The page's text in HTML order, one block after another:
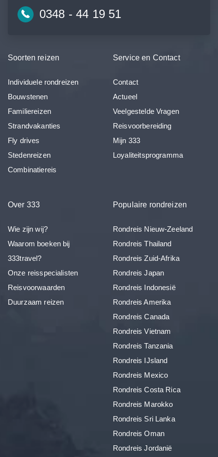
0348 - 44 19 51
Soorten reizen
Individuele rondreizen
Bouwstenen
Familiereizen
Strandvakanties
Fly drives
Stedenreizen
Combinatiereis
Service en Contact
Contact
Actueel
Veelgestelde Vragen
Reisvoorbereiding
Mijn 333
Loyaliteitsprogramma
Over 333
Wie zijn wij?
Waarom boeken bij
333travel?
Onze reisspecialisten
Reisvoorwaarden
Duurzaam reizen
Populaire rondreizen
Rondreis Nieuw-Zeeland
Rondreis Thailand
Rondreis Zuid-Afrika
Rondreis Japan
Rondreis Indonesië
Rondreis Amerika
Rondreis Canada
Rondreis Vietnam
Rondreis Tanzania
Rondreis IJsland
Rondreis Mexico
Rondreis Costa Rica
Rondreis Marokko
Rondreis Sri Lanka
Rondreis Oman
Rondreis Jordanië